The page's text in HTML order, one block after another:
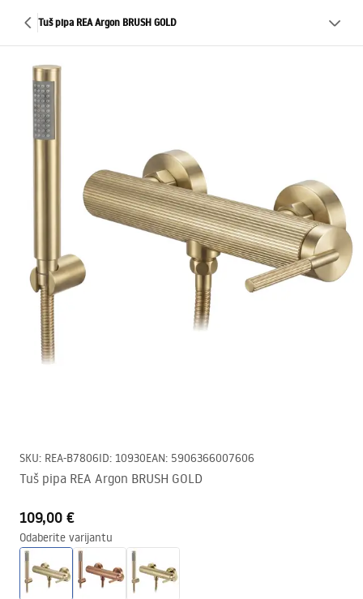
Tuš pipa REA Argon BRUSH GOLD
SKU: REA-B7806ID: 10930EAN: 5906366007606
Tuš pipa REA Argon BRUSH GOLD
109,00 €
Odaberite varijantu